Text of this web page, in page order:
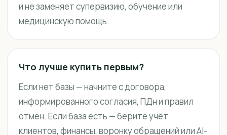
и не заменяет супервизию, обучение или
медицинскую помощь.
Что лучше купить первым?
Если нет базы — начните с договора,
информированного согласия, ПДн и правил
отмен. Если база есть — берите учёт
клиентов, финансы, воронку обращений или AI-